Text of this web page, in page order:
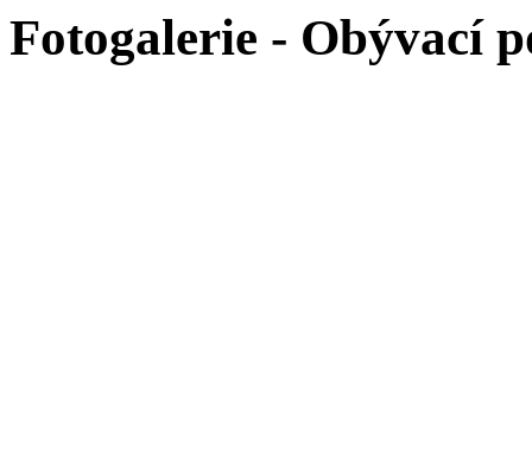
Fotogalerie - Obývací